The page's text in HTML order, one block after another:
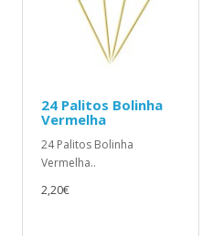
24 Palitos Bolinha
Vermelha
24 Palitos Bolinha
Vermelha..
2,20€